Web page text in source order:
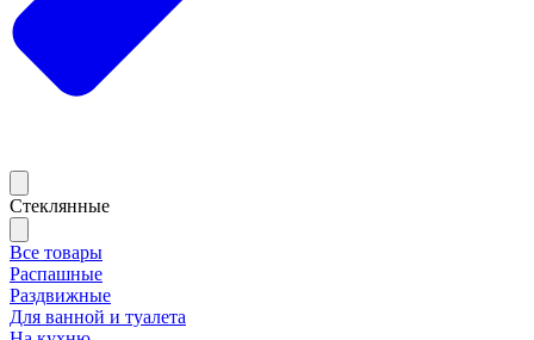
Стеклянные
Все товары
Распашные
Раздвижные
Для ванной и туалета